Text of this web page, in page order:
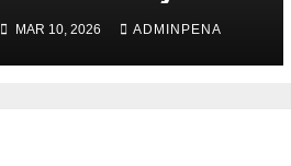
Sekda Metro
MAR 10, 2026 ADMINPENA